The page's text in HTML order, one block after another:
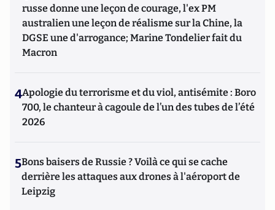
russe donne une leçon de courage, l'ex PM
australien une leçon de réalisme sur la Chine, la
DGSE une d'arrogance; Marine Tondelier fait du
Macron
4Apologie du terrorisme et du viol, antisémite : Boro
700, le chanteur à cagoule de l’un des tubes de l’été
2026
5Bons baisers de Russie ? Voilà ce qui se cache
derrière les attaques aux drones à l'aéroport de
Leipzig